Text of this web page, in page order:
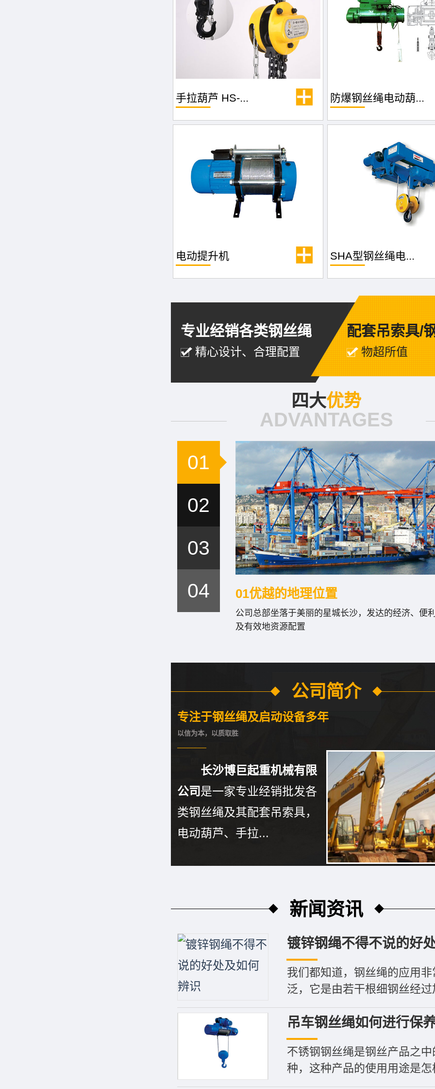
手拉葫芦 HS-... 防爆钢丝绳电动葫...
电动提升机 SHA型钢丝绳电...
专业经销各类钢丝绳
精心设计、合理配置
配套吊索具/
物超所值
四大优势
ADVANTAGES
01
02
03
04
01优越的地理位置
公司总部坐落于美丽的星城长沙，发达的经济、便
及有效地资源配置
公司简介
专注于钢丝绳及启动设备多年
以信为本，以质取胜
长沙博巨起重机械有限
公司是一家专业经销批发各
类钢丝绳及其配套吊索具，
电动葫芦、手拉...
新闻资讯
镀锌钢绳不得不说的好
我们都知道，钢丝绳的应用非
泛，它是由若干根细钢丝经过
吊车钢丝绳如何进行保
不锈钢钢丝绳是钢丝产品之中
种，这种产品的使用用途是怎